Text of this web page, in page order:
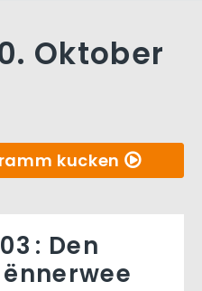
Oktober
kucken
: Den